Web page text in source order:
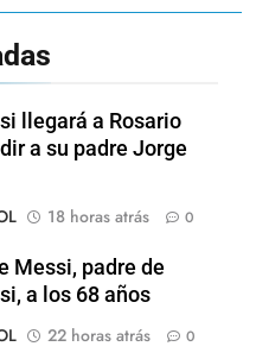
llegará a Rosario
a su padre Jorge
18 horas atrás 0
Messi, padre de
a los 68 años
22 horas atrás 0